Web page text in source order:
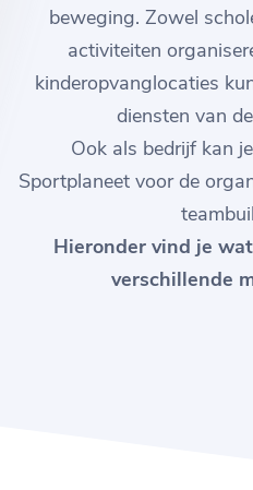
beweging. Zowel
activiteiten
kinderopvanglocaties
diensten van
Ook als bedrijf kan
Sportplaneet voor de
Hieronder vind je
verschillende